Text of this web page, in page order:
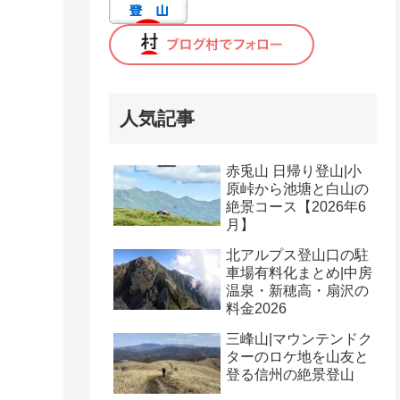
人気記事
赤兎山 日帰り登山|小
原峠から池塘と白山の
絶景コース【2026年6
月】
北アルプス登山口の駐
車場有料化まとめ|中房
温泉・新穂高・扇沢の
料金2026
三峰山|マウンテンドク
ターのロケ地を山友と
登る信州の絶景登山